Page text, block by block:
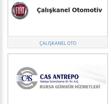
ÇALIŞKANEL OTO